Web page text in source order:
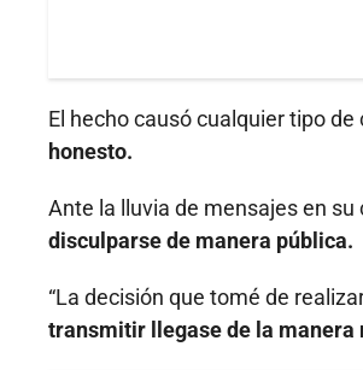
El hecho causó cualquier tipo
honesto.
Ante la lluvia de mensajes en
disculparse de manera pública.
“La decisión que tomé de
transmitir llegase de la manera